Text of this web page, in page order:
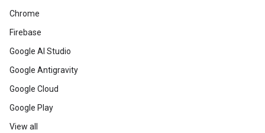
Chrome
Firebase
Google AI Studio
Google Antigravity
Google Cloud
Google Play
View all